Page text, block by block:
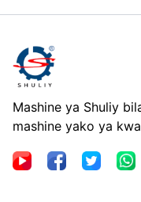
Mashine ya Shuliy
mashine yako ya